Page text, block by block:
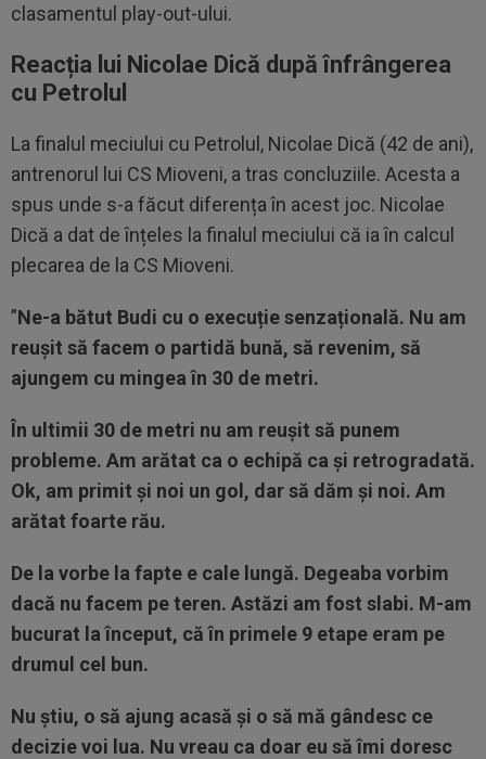
clasamentul play-out-ului.
Reacția lui Nicolae Dică după înfrângerea
cu Petrolul
La finalul meciului cu Petrolul, Nicolae Dică (42 de ani),
antrenorul lui CS Mioveni, a tras concluziile. Acesta a
spus unde s-a făcut diferența în acest joc. Nicolae
Dică a dat de înțeles la finalul meciului că ia în calcul
plecarea de la CS Mioveni.
”Ne-a bătut Budi cu o execuție senzațională. Nu am
reușit să facem o partidă bună, să revenim, să
ajungem cu mingea în 30 de metri.
În ultimii 30 de metri nu am reușit să punem
probleme. Am arătat ca o echipă ca și retrogradată.
Ok, am primit și noi un gol, dar să dăm și noi. Am
arătat foarte rău.
De la vorbe la fapte e cale lungă. Degeaba vorbim
dacă nu facem pe teren. Astăzi am fost slabi. M-am
bucurat la început, că în primele 9 etape eram pe
drumul cel bun.
Nu știu, o să ajung acasă și o să mă gândesc ce
decizie voi lua. Nu vreau ca doar eu să îmi doresc